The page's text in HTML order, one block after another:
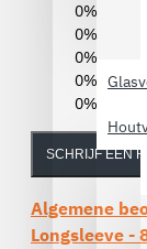
0%
0%
0%
0%
0%
SCHRIJF EEN
Algemene
Longsleeve -